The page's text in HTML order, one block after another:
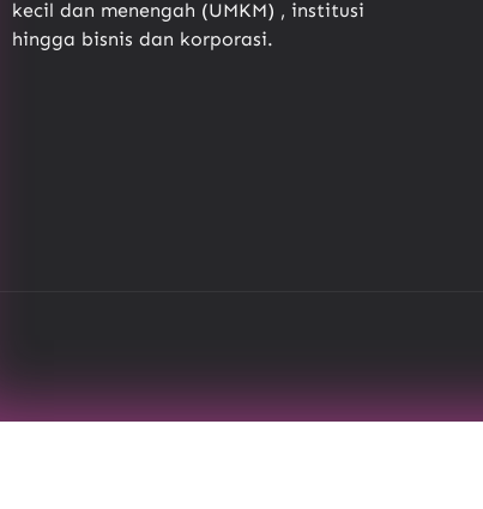
kecil dan menengah (UMKM) , institusi
hingga bisnis dan korporasi.